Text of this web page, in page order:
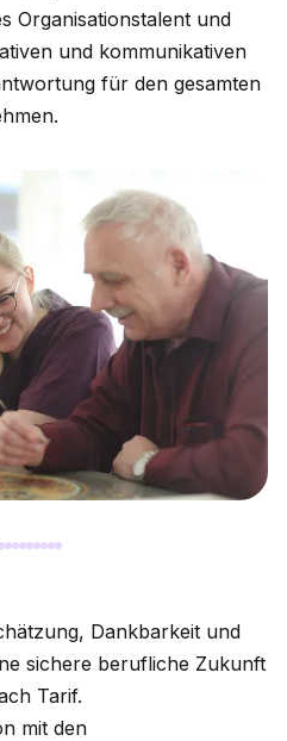
Organisationstalent und
und kommunikativen
für den gesamten
Dankbarkeit und
sichere berufliche Zukunft
Tarif.
mit den